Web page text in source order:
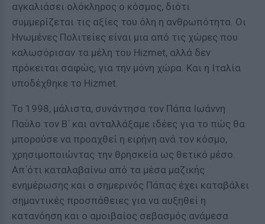
αγκαλιάσει ολόκληρος ο κόσμος, διότι
συμμερίζεται τις αξίες του όλη η ανθρωπότητα. Οι
Ηνωμένες Πολιτείες είναι μια από τις χώρες που
καλωσόρισαν τα μέλη του Hizmet, αλλά δεν
πρόκειται σαφώς, για την μόνη χώρα. Και η Ιταλία
υποδέχθηκε το Hizmet.
Το 1998, μάλιστα, συνάντησα τον Πάπα Ιωάννη
Παύλο τον Β΄ και ανταλλάξαμε ιδέες για το πώς θα
μπορούσε να προαχθεί η ειρήνη ανά τον κόσμο,
χρησιμοποιώντας την θρησκεία ως θετικό μέσο.
Απ΄ότι καταλαβαίνω από τα μέσα μαζικής
ενημέρωσης και ο σημερινός Πάπας έχει καταβάλει
σημαντικές προσπάθειες για να αυξηθεί η
κατανόηση και ο αμοιβαίος σεβασμός ανάμεσα